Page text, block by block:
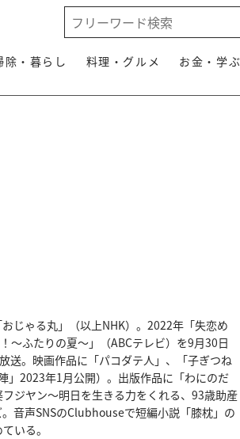
除・暮らし 料理・グルメ お金・学ぶ
じゃる丸」（以上NHK）。2022年「失恋め
〜ふたりの夏〜」（ABCテレビ）を9月30日
送。映画作品に「パコダテ人」、「子ぎつね
2023年1月公開）。出版作品に「わにのだ
ジヤン〜明日を生きる力をくれる、93歳助産
音声SNSのClubhouseで短編小説「膝枕」の
いる。